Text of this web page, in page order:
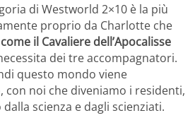
di Westworld 2×10 è la più
proprio da Charlotte che
il Cavaliere dell’Apocalisse
dei tre accompagnatori.
questo mondo viene
con noi che diveniamo i residenti,
scienza e dagli scienziati.